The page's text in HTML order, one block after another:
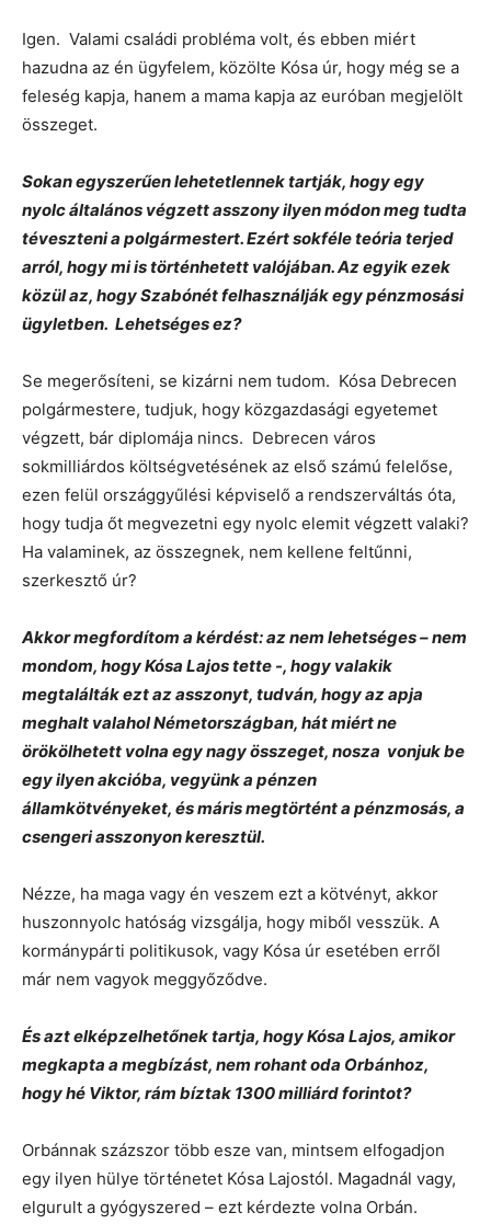
Igen. Valami családi probléma volt, és ebben miért
hazudna az én ügyfelem, közölte Kósa úr, hogy még se a
feleség kapja, hanem a mama kapja az euróban megjelölt
összeget.
Sokan egyszerűen lehetetlennek tartják, hogy egy
nyolc általános végzett asszony ilyen módon meg tudta
téveszteni a polgármestert. Ezért sokféle teória terjed
arról, hogy mi is történhetett valójában. Az egyik ezek
közül az, hogy Szabónét felhasználják egy pénzmosási
ügyletben. Lehetséges ez?
Se megerősíteni, se kizárni nem tudom. Kósa Debrecen
polgármestere, tudjuk, hogy közgazdasági egyetemet
végzett, bár diplomája nincs. Debrecen város
sokmilliárdos költségvetésének az első számú felelőse,
ezen felül országgyűlési képviselő a rendszerváltás óta,
hogy tudja őt megvezetni egy nyolc elemit végzett valaki?
Ha valaminek, az összegnek, nem kellene feltűnni,
szerkesztő úr?
Akkor megfordítom a kérdést: az nem lehetséges – nem
mondom, hogy Kósa Lajos tette -, hogy valakik
megtalálták ezt az asszonyt, tudván, hogy az apja
meghalt valahol Németországban, hát miért ne
örökölhetett volna egy nagy összeget, nosza vonjuk be
egy ilyen akcióba, vegyünk a pénzen
államkötvényeket, és máris megtörtént a pénzmosás, a
csengeri asszonyon keresztül.
Nézze, ha maga vagy én veszem ezt a kötvényt, akkor
huszonnyolc hatóság vizsgálja, hogy miből vesszük. A
kormánypárti politikusok, vagy Kósa úr esetében erről
már nem vagyok meggyőződve.
És azt elképzelhetőnek tartja, hogy Kósa Lajos, amikor
megkapta a megbízást, nem rohant oda Orbánhoz,
hogy hé Viktor, rám bíztak 1300 milliárd forintot?
Orbánnak százszor több esze van, mintsem elfogadjon
egy ilyen hülye történetet Kósa Lajostól. Magadnál vagy,
elgurult a gyógyszered – ezt kérdezte volna Orbán.